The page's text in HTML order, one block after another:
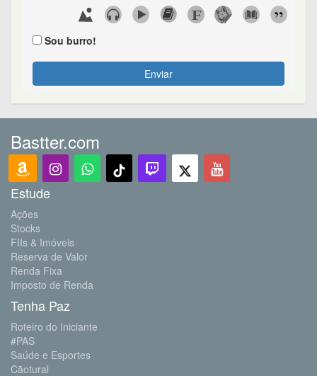
Sou burro!
Enviar
Bastter.com
Estude
Ações
Stocks
FIIs & Imóveis
Reserva de Valor
Renda Fixa
Imposto de Renda
Tenha Paz
Roteiro do Iniciante
#PAS
Saúde e Esportes
Cãotural